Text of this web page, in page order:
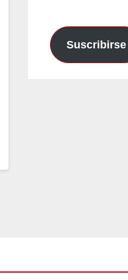
Suscribirse